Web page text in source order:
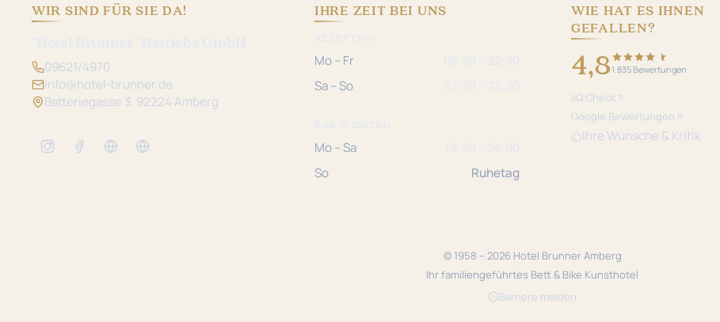
WIR SIND FÜR SIE DA!
09621/4970
info@hotel-brunner.de
Batteriegasse 3, 92224 Amberg
IHRE ZEIT BEI UNS
Mo – Fr
Sa – So
Mo – Sa
So
Ruhetag
WIE HAT ES IHNEN
GEFALLEN?
4,81.835 Bewertungen
iiQ Check
Google Bewertungen
Ihre Wünsche & Kritik
© 1958 – 2026 Hotel Brunner Amberg
Ihr familiengeführtes Bett & Bike Kunsthotel
Barriere melden